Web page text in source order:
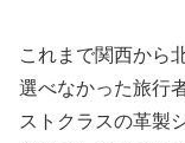
これまで関西から
選べなかった旅行
ストクラスの革製